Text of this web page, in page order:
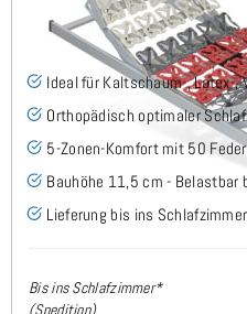
Ideal für Kaltschaum-, Latex-,
Orthopädisch optimaler
5-Zonen-Komfort mit 50
Bauhöhe 11,5 cm - Belastbar
Lieferung bis ins
Bis ins Schlafzimmer*
(Spedition)